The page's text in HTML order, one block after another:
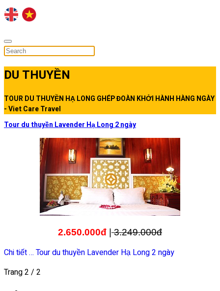
DU THUYỀN
TOUR DU THUYỀN HẠ LONG GHÉP ĐOÀN KHỞI HÀNH HÀNG NGÀY
- Viet Care Travel
Tour du thuyền Lavender Hạ Long 2 ngày
2.650.000đ 3.249.000đ
Chi tiết … Tour du thuyền Lavender Hạ Long 2 ngày
Trang 2 / 2